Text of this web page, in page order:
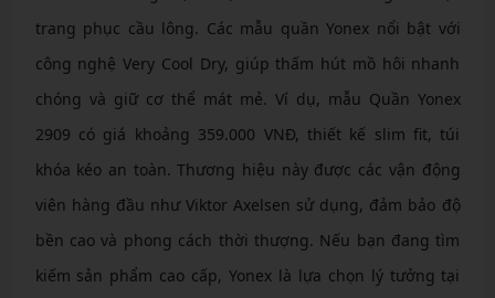
trang phục cầu lông. Các mẫu quần Yonex nổi bật với
công nghệ Very Cool Dry, giúp thấm hút mồ hôi nhanh
chóng và giữ cơ thể mát mẻ. Ví dụ, mẫu Quần Yonex
2909 có giá khoảng 359.000 VNĐ, thiết kế slim fit, túi
khóa kéo an toàn. Thương hiệu này được các vận động
viên hàng đầu như Viktor Axelsen sử dụng, đảm bảo độ
bền cao và phong cách thời thượng. Nếu bạn đang tìm
kiếm sản phẩm cao cấp, Yonex là lựa chọn lý tưởng tại